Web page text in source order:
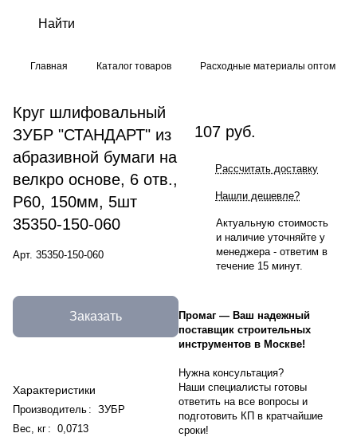
Главная Каталог товаров Расходные материалы оптом
Круг шлифовальный
ЗУБР "СТАНДАРТ" из
абразивной бумаги на
велкро основе, 6 отв.,
Р60, 150мм, 5шт
35350-150-060
Арт. 35350-150-060
Заказать
Характеристики
Производитель : ЗУБР
Вес, кг : 0,0713
107 руб.
Рассчитать доставку
Нашли дешевле?
Актуальную стоимость
и наличие уточняйте у
менеджера - ответим в
течение 15 минут.
Промаг — Ваш надежный
поставщик строительных
инструментов в Москве!
Нужна консультация?
Наши специалисты готовы
ответить на все вопросы и
подготовить КП в кратчайшие
сроки!